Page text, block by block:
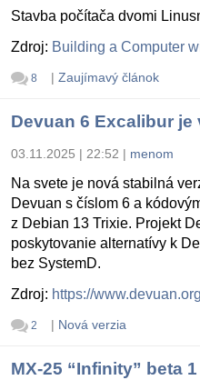
Stavba počítača dvomi
Zdroj: Building a Computer
8 | Zaujímavý článok
Devuan 6 Excalibur je
03.11.2025 | 22:52 | menom
Na svete je nová stabilná
Devuan s číslom 6 a
z Debian 13 Trixie. Projekt
poskytovanie alternatívy k
bez SystemD.
Zdroj: https://
2 | Nová verzia
MX-25 “Infinity” beta 1